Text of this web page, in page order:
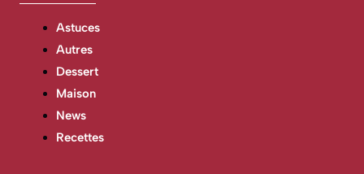
Astuces
Autres
Dessert
Maison
News
Recettes